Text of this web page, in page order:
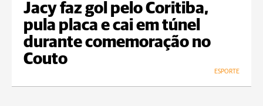
Jacy faz gol pelo Coritiba,
pula placa e cai em túnel
durante comemoração no
Couto
ESPORTE